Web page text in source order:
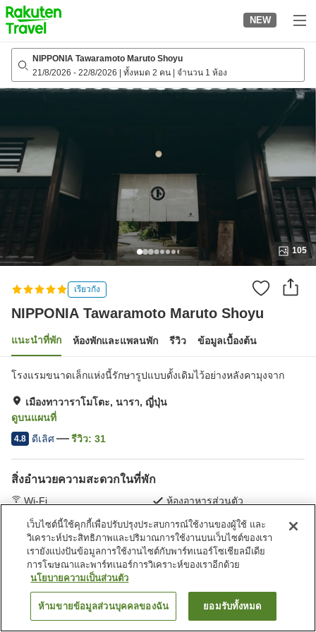
to
top
page
NEW
NIPPONIA Tawaramoto Maruto Shoyu
21/8/2026 - 22/8/2026 ทั้งหมด 2 คน จำนวน 1 ห้อง
105
เรียวกัง
NIPPONIA Tawaramoto Maruto Shoyu
แนะนำที่พัก ห้องพักและแพลนพัก รีวิว ข้อมูลเบื้องต้น
โรงแรมขนาดเล็กแห่งนี้รักษารูปแบบดั้งเดิมไว้อย่างหลังคามุงจาก
เมืองทาวาราโมโตะ, นารา, ญี่ปุ่น
ดูบนแผนที่
4.8 ดีเลิศ รีวิว: 31
สิ่งอำนวยความสะดวกในที่พัก
Wi-Fi
ห้องอาหารส่วนตัว
หน้าแรก ญี่ปุ่น นารา
เมืองทาวาราโมโตะ
NIPPONIA Tawaramoto Maruto Shoyu
ค้นหาห้องพัก
เว็บไซต์นี้ใช้คุกกี้เพื่อปรับปรุงประสบการณ์ใช้งานของผู้ใช้ และ
วิเคราะห์ประสิทธิภาพและปริมาณการใช้งานบนเว็บไซต์ของเรา
เรายังแบ่งปันข้อมูลการใช้งานไซต์กับพาร์ทเนอร์โซเชียลมีเดีย
การโฆษณาและพาร์ทเนอร์การวิเคราะห์ของเราอีกด้วย
นโยบายความเป็นส่วนตัว
ห้ามขายข้อมูลส่วนบุคคลของฉัน ยอมรับทั้งหมด